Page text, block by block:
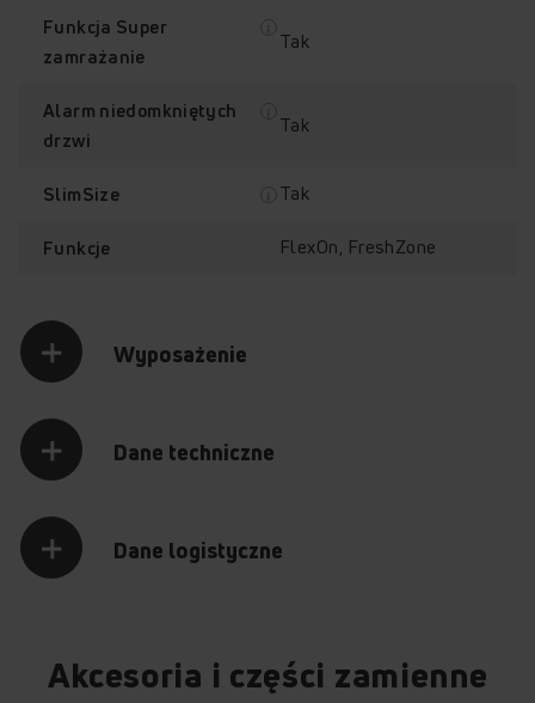
Sprawdź, jak działa lodówka
zawartość.
Alarm niedomkniętych drzwi
+
SafetyGlass
Cicha praca
+
Pojemnik na warzywa i owoce
OTWÓRZ
Poznaj najważniejsze funkcje lodówki
Funkcja Super
zamrażanie
Tak
Alarm niedomkniętych
drzwi
Tak
SlimSize Tak
Funkcje FlexOn, FreshZone
Wyposażenie
Dane techniczne
Dane logistyczne
Akcesoria i części zamienne